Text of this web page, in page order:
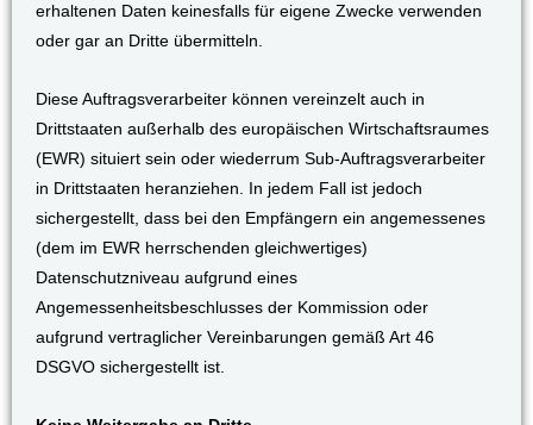
erhaltenen Daten keinesfalls für eigene Zwecke verwenden
oder gar an Dritte übermitteln.
Diese Auftragsverarbeiter können vereinzelt auch in
Drittstaaten außerhalb des europäischen Wirtschaftsraumes
(EWR) situiert sein oder wiederrum Sub-Auftragsverarbeiter
in Drittstaaten heranziehen. In jedem Fall ist jedoch
sichergestellt, dass bei den Empfängern ein angemessenes
(dem im EWR herrschenden gleichwertiges)
Datenschutzniveau aufgrund eines
Angemessenheitsbeschlusses der Kommission oder
aufgrund vertraglicher Vereinbarungen gemäß Art 46
DSGVO sichergestellt ist.